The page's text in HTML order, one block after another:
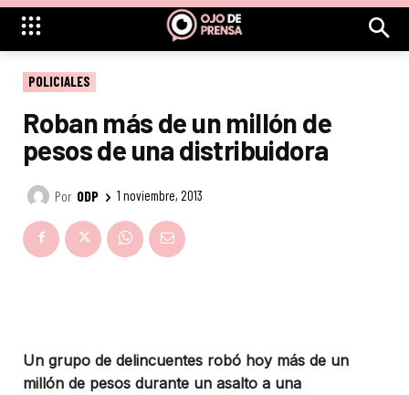
POLICIALES
Roban más de un millón de
pesos de una distribuidora
Por ODP 1 noviembre, 2013
Un grupo de delincuentes robó hoy más de un
millón de pesos durante un asalto a una